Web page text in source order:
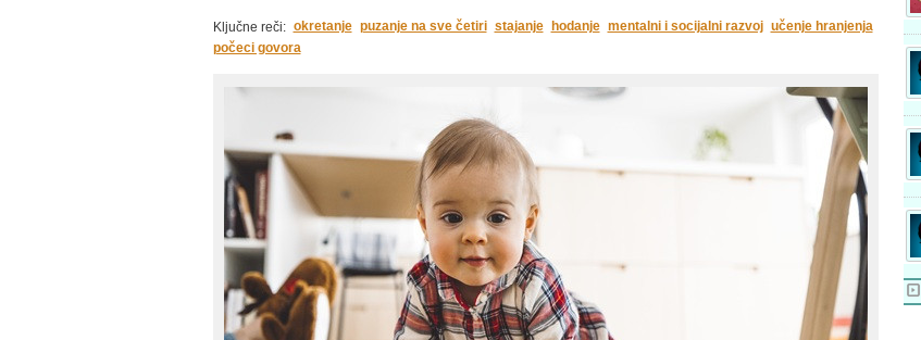
Ključne reči: okretanje puzanje na sve četiri stajanje hodanje mentalni i socijalni razvoj učenje hranjenja
počeci govora